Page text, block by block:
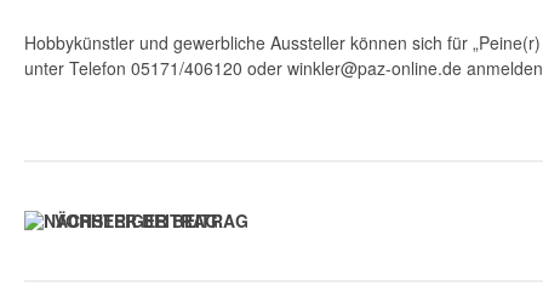
Hobbykünstler und gewerbliche Aussteller können sich für
unter Telefon 05171/406120 oder winkler@paz-online.de
VORHERIGER BEITRAG